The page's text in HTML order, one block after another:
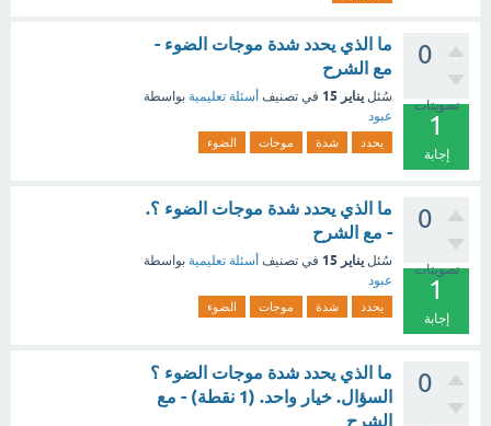
0
تصويتات
1
إجابة
ما الذي يحدد شدة موجات الضوء -
مع الشرح
سُئل يناير 15 في تصنيف أسئلة تعليمية بواسطة
عبود
يحدد شدة موجات الضوء
0
تصويتات
1
إجابة
ما الذي يحدد شدة موجات الضوء ؟.
- مع الشرح
سُئل يناير 15 في تصنيف أسئلة تعليمية بواسطة
عبود
يحدد شدة موجات الضوء
0
ما الذي يحدد شدة موجات الضوء ؟
السؤال. خيار واحد. (1 نقطة) - مع
الشرح